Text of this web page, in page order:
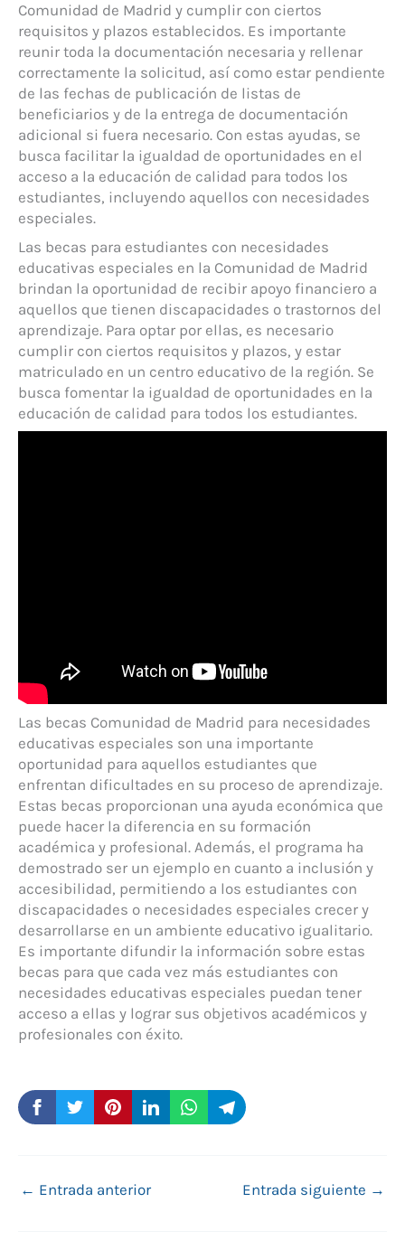
Comunidad de Madrid y cumplir con ciertos
requisitos y plazos establecidos. Es importante
reunir toda la documentación necesaria y rellenar
correctamente la solicitud, así como estar pendiente
de las fechas de publicación de listas de
beneficiarios y de la entrega de documentación
adicional si fuera necesario. Con estas ayudas, se
busca facilitar la igualdad de oportunidades en el
acceso a la educación de calidad para todos los
estudiantes, incluyendo aquellos con necesidades
especiales.
Las becas para estudiantes con necesidades
educativas especiales en la Comunidad de Madrid
brindan la oportunidad de recibir apoyo financiero a
aquellos que tienen discapacidades o trastornos del
aprendizaje. Para optar por ellas, es necesario
cumplir con ciertos requisitos y plazos, y estar
matriculado en un centro educativo de la región. Se
busca fomentar la igualdad de oportunidades en la
educación de calidad para todos los estudiantes.
Las becas Comunidad de Madrid para necesidades
educativas especiales son una importante
oportunidad para aquellos estudiantes que
enfrentan dificultades en su proceso de aprendizaje.
Estas becas proporcionan una ayuda económica que
puede hacer la diferencia en su formación
académica y profesional. Además, el programa ha
demostrado ser un ejemplo en cuanto a inclusión y
accesibilidad, permitiendo a los estudiantes con
discapacidades o necesidades especiales crecer y
desarrollarse en un ambiente educativo igualitario.
Es importante difundir la información sobre estas
becas para que cada vez más estudiantes con
necesidades educativas especiales puedan tener
acceso a ellas y lograr sus objetivos académicos y
profesionales con éxito.
← Entrada anterior Entrada siguiente →